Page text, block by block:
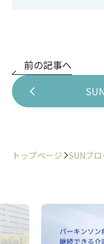
前の記事へ
トップページ SUNブロ